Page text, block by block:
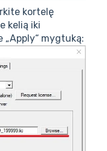
kortelę
kelią iki
mygtuką: